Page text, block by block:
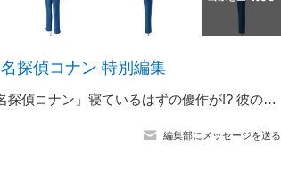
名探偵コナン 特別編集
「名探偵コナン」寝ているはずの優作が!? 彼の正体は… ぶっつけ本番“工藤優作の推理ショー” #1072先行カット
編集部にメッセージを送る